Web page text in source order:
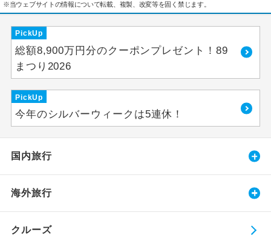
※当ウェブサイトの情報について転載、複製、改変等を固く禁じます。
PickUp
総額8,900万円分のクーポンプレゼント！89
まつり2026
PickUp
今年のシルバーウィークは5連休！
国内旅行
海外旅行
クルーズ